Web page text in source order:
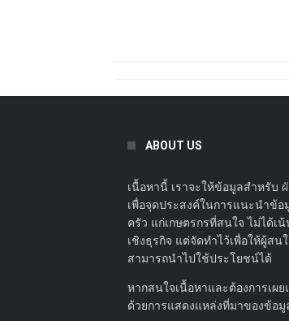
ABOUT US
เนื้อหานี้ เราจะให้ข้อมูลสำหรับ
เพื่อจุดประสงค์ในการแนะนำข้อ
ครัว แก่เกษตรกรที่สนใจ ไม่ได้เน้
เชิงธุรกิจ แต่จัดทำไว้เพื่อให้ผู้สน
สามารถนำไปใช้ประโยชน์ได้
หากสนใจเนื้อหาและต้องการเผย
ด้วยการแสดงแหล่งที่มาของข้อ